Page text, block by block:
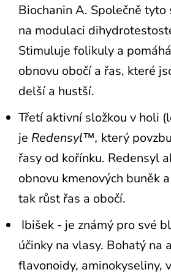
Biochanin A. Společně
na modulaci
Stimuluje folikuly a
obnovu obočí a řas, které
delší a hustší.
Třetí aktivní složkou v holi
je Redensyl™, který
řasy od kořínku. Redensyl
obnovu kmenových buněk
tak růst řas a obočí.
Ibišek - je známý pro své
účinky na vlasy. Bohatý na
flavonoidy, aminokyseliny,